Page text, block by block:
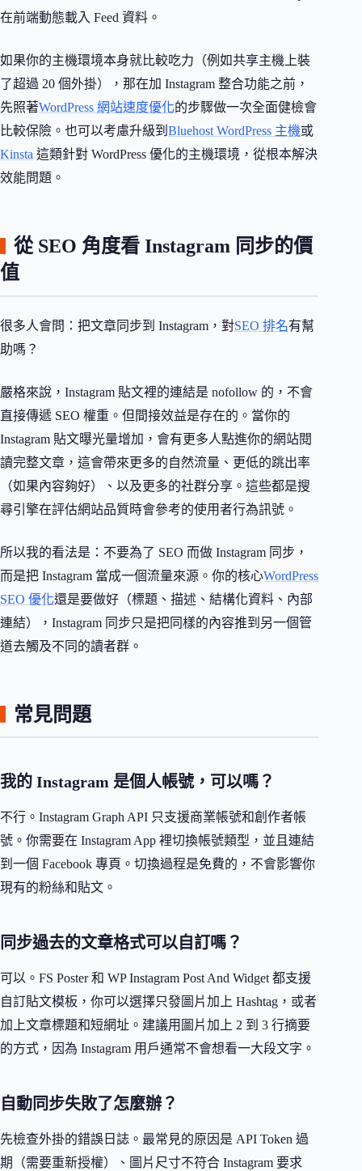
在前端動態載入 Feed 資料。
如果你的主機環境本身就比較吃力（例如共享主機上裝
了超過 20 個外掛），那在加 Instagram 整合功能之前，
先照著WordPress 網站速度優化的步驟做一次全面健檢會
比較保險。也可以考慮升級到 Bluehost WordPress 主機或
Kinsta 這類針對 WordPress 優化的主機環境，從根本解決
效能問題。
從 SEO 角度看 Instagram 同步的價
值
很多人會問：把文章同步到 Instagram，對SEO 排名有幫
助嗎？
嚴格來說，Instagram 貼文裡的連結是 nofollow 的，不會
直接傳遞 SEO 權重。但間接效益是存在的。當你的
Instagram 貼文曝光量增加，會有更多人點進你的網站閱
讀完整文章，這會帶來更多的自然流量、更低的跳出率
（如果內容夠好）、以及更多的社群分享。這些都是搜
尋引擎在評估網站品質時會參考的使用者行為訊號。
所以我的看法是：不要為了 SEO 而做 Instagram 同步，
而是把 Instagram 當成一個流量來源。你的核心WordPress
SEO 優化還是要做好（標題、描述、結構化資料、內部
連結），Instagram 同步只是把同樣的內容推到另一個管
道去觸及不同的讀者群。
常見問題
我的 Instagram 是個人帳號，可以嗎？
不行。Instagram Graph API 只支援商業帳號和創作者帳
號。你需要在 Instagram App 裡切換帳號類型，並且連結
到一個 Facebook 專頁。切換過程是免費的，不會影響你
現有的粉絲和貼文。
同步過去的文章格式可以自訂嗎？
可以。FS Poster 和 WP Instagram Post And Widget 都支援
自訂貼文模板，你可以選擇只發圖片加上 Hashtag，或者
加上文章標題和短網址。建議用圖片加上 2 到 3 行摘要
的方式，因為 Instagram 用戶通常不會想看一大段文字。
自動同步失敗了怎麼辦？
先檢查外掛的錯誤日誌。最常見的原因是 API Token 過
期（需要重新授權）、圖片尺寸不符合 Instagram 要求